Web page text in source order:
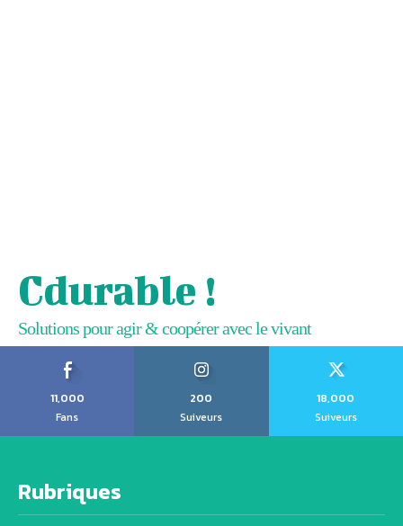
Cdurable !
Solutions pour agir & coopérer avec le vivant
11,000
Fans
200
Suiveurs
18,000
Suiveurs
Rubriques